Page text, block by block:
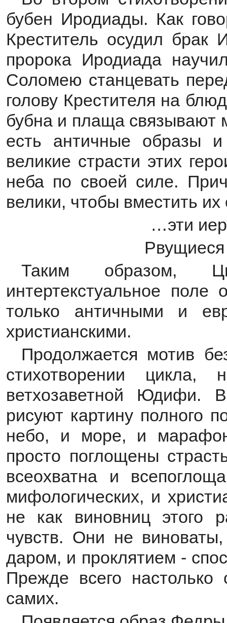
бубен Иродиады. Как
Креститель осудил
пророка Иродиада
Соломею станцевать
голову Крестителя на
бубна и плаща связывают
есть античные образы
великие страсти этих
неба по своей силе.
велики, чтобы вместить их
…эти
Рвущиеся
Таким образом,
интертекстуальное
только античными и
христианскими.
Продолжается мотив
стихотворении
ветхозаветной Юдифи.
рисуют картину полного
небо, и море, и
просто поглощены
всеохватна и
мифологических, и
не как виновниц этого
чувств. Они не
даром, и проклятием -
Прежде всего
самих.